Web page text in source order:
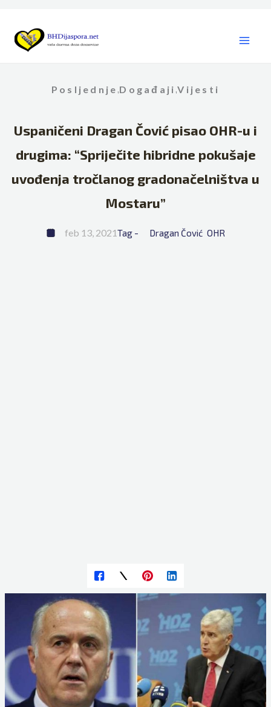
content
Posljednje ,Događaji ,Vijesti
Uspaničeni Dragan Čović pisao OHR-u i
drugima: “Spriječite hibridne pokušaje
uvođenja tročlanog gradonačelništva u
Mostaru”
feb 13, 2021Tag - Dragan Čović OHR